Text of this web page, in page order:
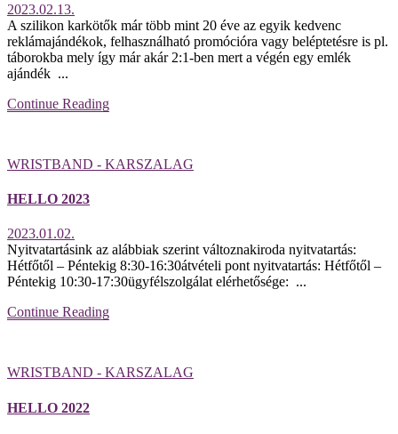
2023.02.13.
A szilikon karkötők már több mint 20 éve az egyik kedvenc
reklámajándékok, felhasználható promócióra vagy beléptetésre is pl.
táborokba mely így már akár 2:1-ben mert a végén egy emlék
ajándék ...
Continue Reading
WRISTBAND - KARSZALAG
HELLO 2023
2023.01.02.
Nyitvatartásink az alábbiak szerint változnakiroda nyitvatartás:
Hétfőtől – Péntekig 8:30-16:30átvételi pont nyitvatartás: Hétfőtől –
Péntekig 10:30-17:30ügyfélszolgálat elérhetősége: ...
Continue Reading
WRISTBAND - KARSZALAG
HELLO 2022